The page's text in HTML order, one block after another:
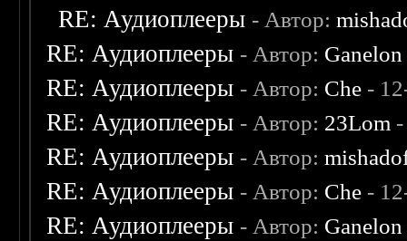
RE: Аудиоплееры - Автор:
RE: Аудиоплееры - Автор: Ganelon
RE: Аудиоплееры - Автор: Che -
RE: Аудиоплееры - Автор: 23Lom
RE: Аудиоплееры - Автор:
RE: Аудиоплееры - Автор: Che -
RE: Аудиоплееры - Автор: Ganelon